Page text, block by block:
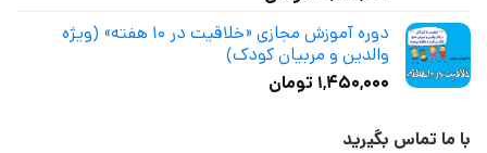
دوره آموزش مجازی «خلاقیت در ۱۰ هفته» (ویژه
والدین و مربیان کودک)
۱,۴۵۰,۰۰۰ تومان
با ما تماس بگیرید